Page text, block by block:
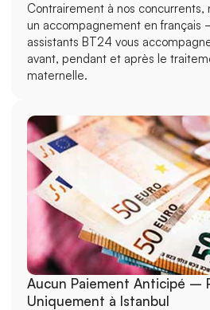
Contrairement à nos concurrents,
un accompagnement en français
assistants BT24 vous
avant, pendant et après le
maternelle.
Aucun Paiement Anticipé –
Uniquement à Istanbul